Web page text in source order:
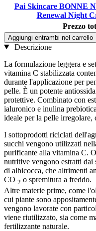
Pai Skincare BONNE
Renewal Night
Prezzo
Aggiungi entrambi nel carrello
Descrizione
La formulazione leggera e
vitamina C stabilizzata
durante l'applicazione per
pelle. È un potente
protettive. Combinato con
ialuronico e inulina
ideale per la pelle irregolare,
I sottoprodotti riciclati
succhi vengono utilizzati
purificante alla vitamina C.
nutritive vengono estratti
di albicocca, che altrimenti
CO 2 o spremitura a freddo.
Altre materie prime, come
cui piante sono
vengono lavorate con
viene riutilizzato, sia come
fertilizzante naturale.